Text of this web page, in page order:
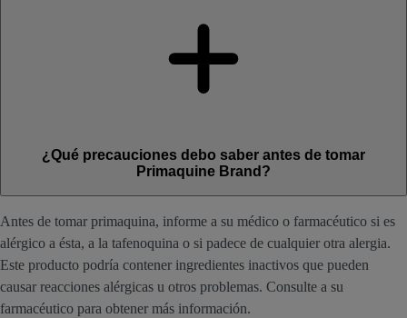
¿Qué precauciones debo saber antes de tomar
Primaquine Brand?
Antes de tomar primaquina, informe a su médico o farmacéutico si es
alérgico a ésta, a la tafenoquina o si padece de cualquier otra alergia.
Este producto podría contener ingredientes inactivos que pueden
causar reacciones alérgicas u otros problemas. Consulte a su
farmacéutico para obtener más información.